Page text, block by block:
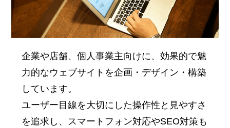
企業や店舗、個人事業主向けに、効果的で魅
力的なウェブサイトを企画・デザイン・構築
しています。
ユーザー目線を大切にした操作性と見やすさ
を追求し、スマートフォン対応やSEO対策も